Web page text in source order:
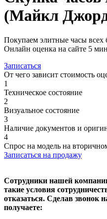
(Майкл
Покупаем элитные часы всех
Онлайн оценка на сайте 5
Записаться
От чего зависит стоимость
1
Техническое состояние
2
Визуальное состояние
3
Наличие документов и
4
Спрос на модель на
Записаться на продажу
Сотрудники нашей
такие условия
отказаться. Сделав звонок
получаете: